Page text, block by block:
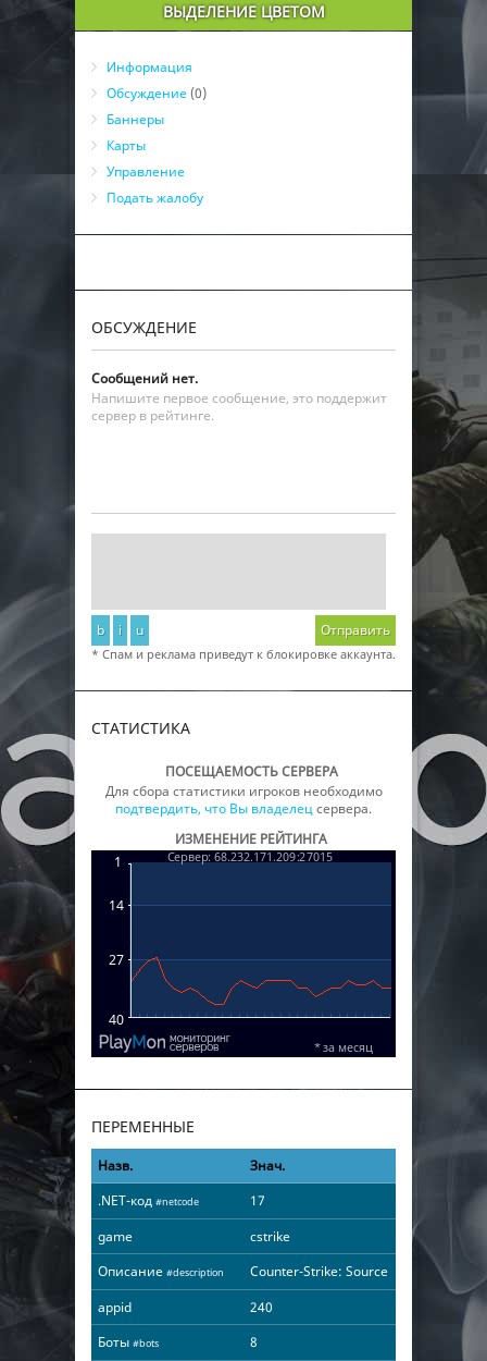
ВЫДЕЛЕНИЕ ЦВЕТОМ
Информация
Обсуждение (0)
Баннеры
Карты
Управление
Подать жалобу
ОБСУЖДЕНИЕ
Сообщений нет.
Напишите первое сообщение, это поддержит
сервер в рейтинге.
b i u Отправить
* Спам и реклама приведут к блокировке аккаунта.
СТАТИСТИКА
ПОСЕЩАЕМОСТЬ СЕРВЕРА
Для сбора статистики игроков необходимо
подтвердить, что Вы владелецсервера.
ИЗМЕНЕНИЕ РЕЙТИНГА
ПЕРЕМЕННЫЕ
Назв.
Знач.
.NET-код #netcode
17
game
cstrike
Описание #description
Counter-Strike: Source
appid
240
Боты #bots
8